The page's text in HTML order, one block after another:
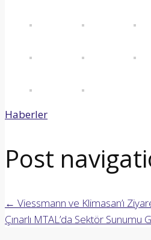
Haberler
Post
← Viessmann ve Klimasan’ı
Çınarlı MTAL’da Sektör Sunumu